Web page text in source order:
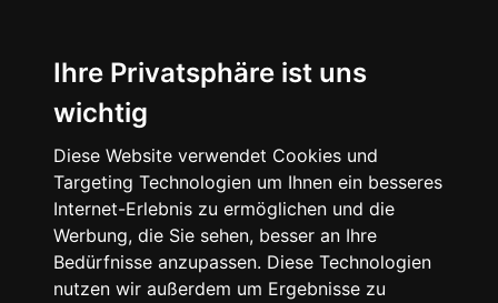
Ihre Privatsphäre ist uns
wichtig
Diese Website verwendet Cookies und
Targeting Technologien um Ihnen ein besseres
Internet-Erlebnis zu ermöglichen und die
Werbung, die Sie sehen, besser an Ihre
Bedürfnisse anzupassen. Diese Technologien
nutzen wir außerdem um Ergebnisse zu